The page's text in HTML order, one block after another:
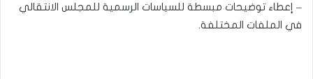
– إعطاء توضيحات مبسطة للسياسات الرسمية للمجلس الانتقالي
في الملفات المختلفة.